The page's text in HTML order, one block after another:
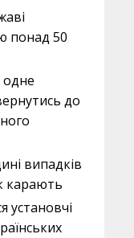
понад 50
одне
до
випадків
карають
установчі